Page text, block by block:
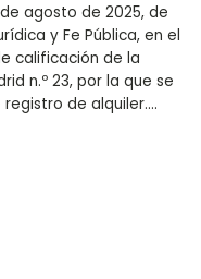
agosto de 2025, de
y Fe Pública, en el
calificación de la
n.º 23, por la que se
de alquiler....